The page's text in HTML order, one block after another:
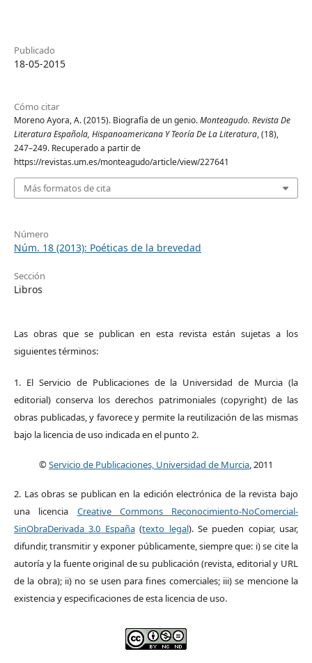
Publicado
18-05-2015
Cómo citar
Moreno Ayora, A. (2015). Biografía de un genio.Monteagudo. Revista De
Literatura Española, Hispanoamericana Y Teoría De La Literatura, (18),
247–249. Recuperado a partir de
https://revistas.um.es/monteagudo/article/view/227641
Más formatos de cita
Número
Núm. 18 (2013): Poéticas de la brevedad
Sección
Libros
Las obras que se publican en esta revista están sujetas a los
siguientes términos:
1. El Servicio de Publicaciones de la Universidad de Murcia (la
editorial) conserva los derechos patrimoniales (copyright) de las
obras publicadas, y favorece y permite la reutilización de las mismas
bajo la licencia de uso indicada en el punto 2.
©Servicio de Publicaciones, Universidad de Murcia, 2011
2. Las obras se publican en la edición electrónica de la revista bajo
una licencia Creative Commons Reconocimiento-NoComercial-
SinObraDerivada 3.0 España(texto legal). Se pueden copiar, usar,
difundir, transmitir y exponer públicamente, siempre que: i) se cite la
autoría y la fuente original de su publicación (revista, editorial y URL
de la obra); ii) no se usen para fines comerciales; iii) se mencione la
existencia y especificaciones de esta licencia de uso.